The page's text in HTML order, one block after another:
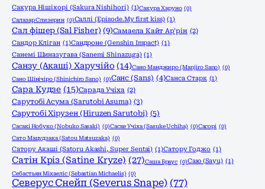
Сакура Нішіхорі (Sakura Nishihori) (1)Сакура Харуно (0)
Салазар Слизерин (0)Саллі (Episode.My first kiss) (1)
Сал фішер (Sal Fisher) (9)Самаела Кайт Ар'рін (2)
Сандор Кліган (1)Сандроне (Genshin Impact) (1)
Санемі Шиназугава (Sanemi Shinazuga) (1)
Санзу (Акаші) Харучійо (14)Сано Манджиро (Manjiro Sano) (0)
Сано Шінічіро (Shinichiro Sano) (0)Санс (Sans) (4)Санса Старк (1)
Сара Кудзе (15)Сарада Учіха (2)
Сарутобі Асума (Sarutobi Asuma) (3)
Сарутобі Хірузен (Hiruzen Sarutobi) (5)
Сасакі Нобуко (Nobuko Sasaki) (0)Саске Учіха (Sasuke Uchiha) (0)Сасорі (0)
Сато Мацудзака (Satou Matsuzaka) (0)
Сатору Акаші (Satoru Akashi, Super Sentai) (1)Сатору Годжо (1)
Сатін Кріз (Satine Kryze) (27)Саша Браус (0)Саю (Sayu) (1)
Себастьян Міхаеліс (Sebastian Michaelis) (0)
Северус Снейп (Severus Snape) (77)